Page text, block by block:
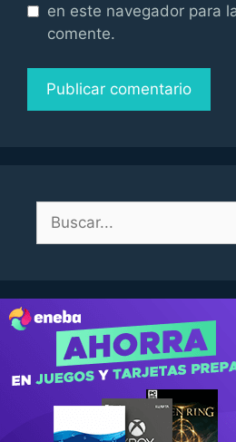
en este navegador para
comente.
Buscar: